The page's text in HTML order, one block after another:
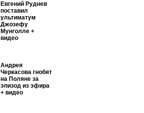
Евгений Руднев
поставил
ультиматум
Джозефу
Мунголле +
видео
Андрея
Черкасова гнобят
на Поляне за
эпизод из эфира
+ видео